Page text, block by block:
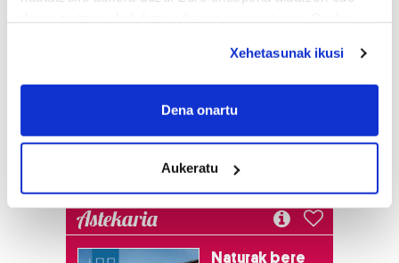
If you allow, we would also like to:
Collect information about your geographical
Identify your device by actively scanning it for
specific characteristics (fingerprinting)
Find out more about how your personal data is processed
and set your preferences in thedetails section.
Xehetasunak ikusi
Dena onartu
Aukeratu
Astekaria
Naturak bere